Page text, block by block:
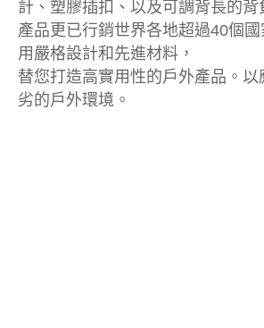
計、塑膠插扣、以及可調背長的背
產品更已行銷世界各地超過40個
用嚴格設計和先進材料，
替您打造高實用性的戶外產品。以
劣的戶外環境。